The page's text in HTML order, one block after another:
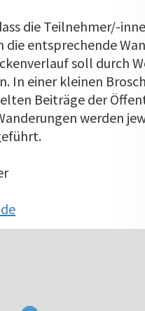
die Teilnehmer/-
die entsprechende
soll durch
In einer kleinen
Beiträge der
wer­den